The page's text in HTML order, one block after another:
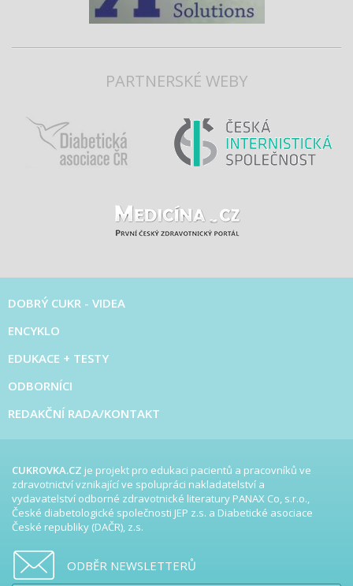
PARTNERSKÉ WEBY
DOBRÝ CUKR - VIDEA
ENCYKLO
EDUKACE + TESTY
ODBORNÍCI
REDAKČNÍ RADA/KONTAKT
CUKROVKA.CZ je projekt pro edukaci pacientů a pracovníků ve
zdravotnictví vznikající ve spolupráci nakladatelství a
vydavatelství odborné zdravotnické literatury PANAX Co, s.r.o.,
České diabetologické společnosti JEP z.s. a Diabetické asociace
České republiky (DAČR), z.s.
ODBĚR NEWSLETTERŮ